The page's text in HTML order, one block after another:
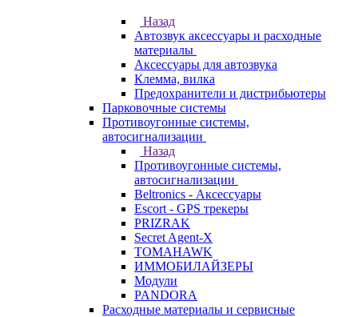
Назад
Автозвук аксессуары и расходные
материалы
Аксессуары для автозвука
Клемма, вилка
Предохранители и дистрибьютеры
Парковочные системы
Противоугонные системы,
автосигнализации
Назад
Противоугонные системы,
автосигнализации
Beltronics - Аксессуары
Escort - GPS трекеры
PRIZRAK
Secret Agent-X
TOMAHAWK
ИММОБИЛАЙЗЕРЫ
Модули
PANDORA
Расходные материалы и сервисные